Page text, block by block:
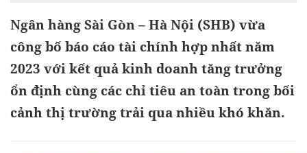
Ngân hàng Sài Gòn – Hà Nội (SHB) vừa
công bố báo cáo tài chính hợp nhất năm
2023 với kết quả kinh doanh tăng trưởng
ổn định cùng các chỉ tiêu an toàn trong bối
cảnh thị trường trải qua nhiều khó khăn.